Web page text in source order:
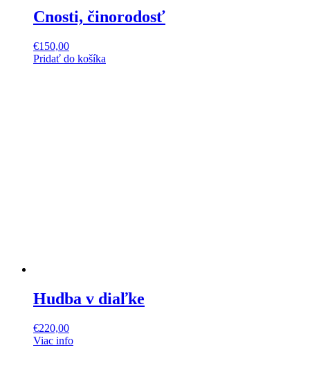
Cnosti, činorodosť
€150,00
Pridať do košíka
Hudba v diaľke
€220,00
Viac info